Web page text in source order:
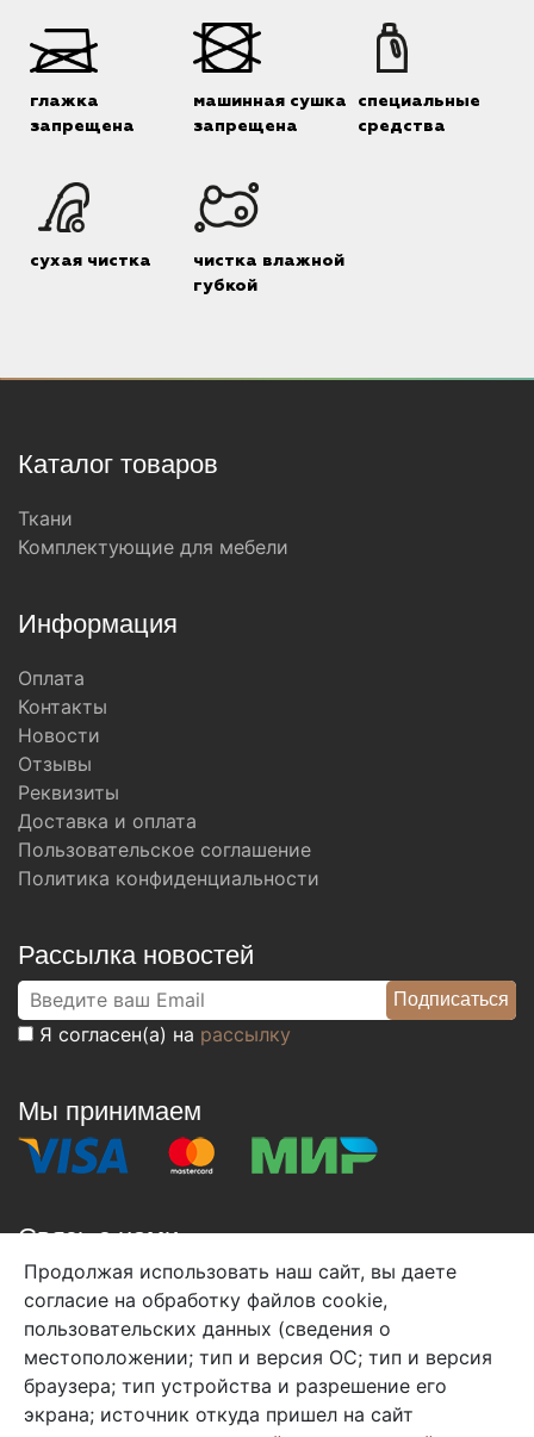
глажка
запрещена
машинная сушка
запрещена
специальные
средства
сухая чистка
чистка влажной
губкой
Каталог товаров
Ткани
Комплектующие для мебели
Информация
Оплата
Контакты
Новости
Отзывы
Реквизиты
Доставка и оплата
Пользовательское соглашение
Политика конфиденциальности
Рассылка новостей
Я согласен(а) на рассылку
Мы принимаем
Связь с нами
+7 (495) 933-38-08
info@arben-textile.ru- оптовые продажи
Продолжая использовать наш сайт, вы даете
согласие на обработку файлов cookie,
пользовательских данных (сведения о
местоположении; тип и версия ОС; тип и версия
браузера; тип устройства и разрешение его
экрана; источник откуда пришел на сайт